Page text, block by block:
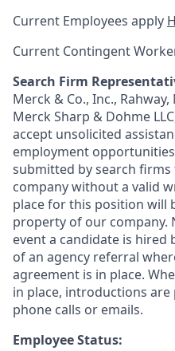
Current Employees apply
Current Contingent
Search Firm
Merck & Co., Inc., Rahway,
Merck Sharp & Dohme
accept unsolicited
employment
submitted by search
company without a valid
place for this position will
property of our company.
event a candidate is hired
of an agency referral
agreement is in place.
in place, introductions are
phone calls or emails.
Employee Status: